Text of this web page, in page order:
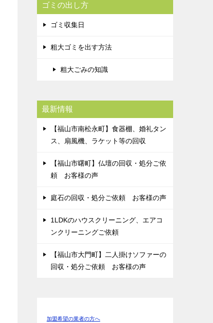
ゴミの出し方
ゴミ収集日
粗大ゴミを出す方法
粗大ごみの知識
最新情報
【福山市南松永町】食器棚、婚礼タン
ス、扇風機、ラケット等の回収
【福山市曙町】仏壇の回収・処分ご依
頼 お客様の声
庭石の回収・処分ご依頼 お客様の声
1LDKのハウスクリーニング、エアコ
ンクリーニングご依頼
【福山市大門町】二人掛けソファーの
回収・処分ご依頼 お客様の声
加盟希望の業者の方へ